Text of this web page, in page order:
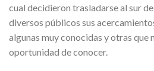
cual decidieron trasladarse al sur
diversos públicos sus
algunas muy conocidas y otras que
oportunidad de conocer.